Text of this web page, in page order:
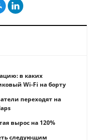
в каких
Wi-Fi на борту
переходят на
вырос на 120%
следующим